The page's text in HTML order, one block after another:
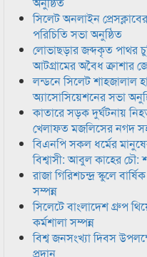
সিলেট অনলাইন
পরিচিতি সভা অনুষ্ঠিত
লোভাছড়ার জব্দকৃত পাথর
আটগ্রামের অবৈধ ক্রাশার
লন্ডনে সিলেট শাহজালাল
অ্যাসোসিয়েশনের সভা
কাতারে সড়ক দুর্ঘটনায়
খেলাফত মজলিসের নগদ
বিএনপি সকল ধর্মের
বিশ্বাসী: আবুল কাহের চৌ:
রাজা গিরিশচন্দ্র স্কুলে
সম্পন্ন
সিলেটে বাংলাদেশ গ্রুপ
কর্মশালা সম্পন্ন
বিশ্ব জনসংখ্যা দিবস
প্রদান